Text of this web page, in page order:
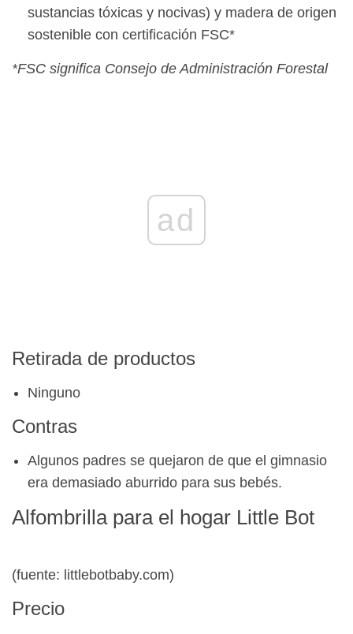
sustancias tóxicas y nocivas) y madera de origen
sostenible con certificación FSC*
*FSC significa Consejo de Administración Forestal
ad
Retirada de productos
Ninguno
Contras
Algunos padres se quejaron de que el gimnasio
era demasiado aburrido para sus bebés.
Alfombrilla para el hogar Little Bot
(fuente: littlebotbaby.com)
Precio